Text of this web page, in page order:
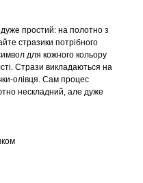
простий: на полотно з
стразики потрібного
для кожного кольору
Стрази викладаються на
олівця. Сам процес
нескладний, але дуже